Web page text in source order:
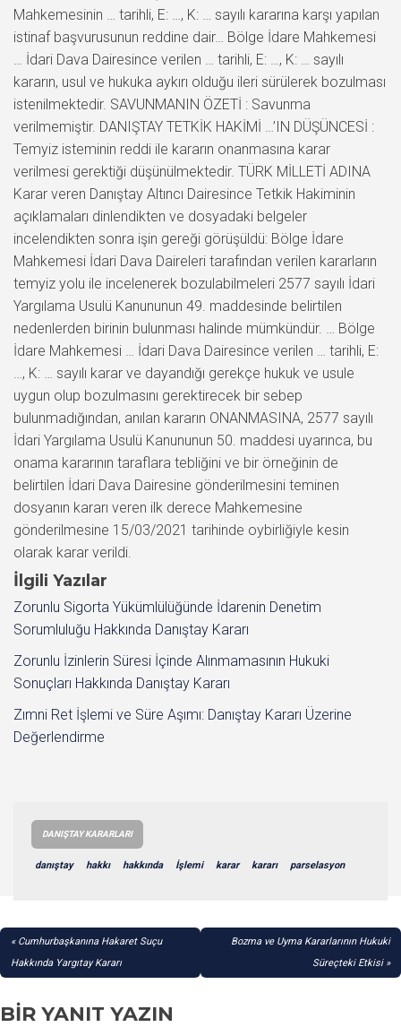
Mahkemesinin … tarihli, E: …, K: … sayılı kararına karşı yapılan
istinaf başvurusunun reddine dair… Bölge İdare Mahkemesi
… İdari Dava Dairesince verilen … tarihli, E: …, K: … sayılı
kararın, usul ve hukuka aykırı olduğu ileri sürülerek bozulması
istenilmektedir. SAVUNMANIN ÖZETİ : Savunma
verilmemiştir. DANIŞTAY TETKİK HAKİMİ …’IN DÜŞÜNCESİ :
Temyiz isteminin reddi ile kararın onanmasına karar
verilmesi gerektiği düşünülmektedir. TÜRK MİLLETİ ADINA
Karar veren Danıştay Altıncı Dairesince Tetkik Hakiminin
açıklamaları dinlendikten ve dosyadaki belgeler
incelendikten sonra işin gereği görüşüldü: Bölge İdare
Mahkemesi İdari Dava Daireleri tarafından verilen kararların
temyiz yolu ile incelenerek bozulabilmeleri 2577 sayılı İdari
Yargılama Usulü Kanununun 49. maddesinde belirtilen
nedenlerden birinin bulunması halinde mümkündür. … Bölge
İdare Mahkemesi … İdari Dava Dairesince verilen … tarihli, E:
…, K: … sayılı karar ve dayandığı gerekçe hukuk ve usule
uygun olup bozulmasını gerektirecek bir sebep
bulunmadığından, anılan kararın ONANMASINA, 2577 sayılı
İdari Yargılama Usulü Kanununun 50. maddesi uyarınca, bu
onama kararının taraflara tebliğini ve bir örneğinin de
belirtilen İdari Dava Dairesine gönderilmesini teminen
dosyanın kararı veren ilk derece Mahkemesine
gönderilmesine 15/03/2021 tarihinde oybirliğiyle kesin
olarak karar verildi.
İlgili Yazılar
Zorunlu Sigorta Yükümlülüğünde İdarenin Denetim
Sorumluluğu Hakkında Danıştay Kararı
Zorunlu İzinlerin Süresi İçinde Alınmamasının Hukuki
Sonuçları Hakkında Danıştay Kararı
Zımni Ret İşlemi ve Süre Aşımı: Danıştay Kararı Üzerine
Değerlendirme
DANIŞTAY KARARLARI
danıştay hakkı hakkında İşlemi karar kararı parselasyon
YAZI
GEZINMESI
Cumhurbaşkanına Hakaret Suçu
Hakkında Yargıtay Kararı
Bozma ve Uyma Kararlarının Hukuki
Süreçteki Etkisi
BIR YANIT YAZIN